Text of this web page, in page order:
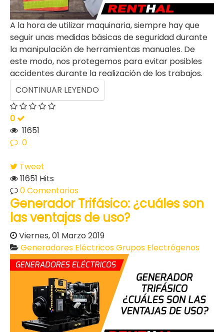
A la hora de utilizar maquinaria, siempre hay que
seguir unas medidas básicas de seguridad durante
la manipulación de herramientas manuales. De
este modo, nos protegemos para evitar posibles
accidentes durante la realización de los trabajos.
CONTINUAR LEYENDO
0
11651
0
Tweet
11651 Hits
0 Comentarios
Generador Trifásico: ¿cuáles son
las ventajas de uso?
Viernes, 01 Marzo 2019
Generadores EléctricosGrupos Electrógenos